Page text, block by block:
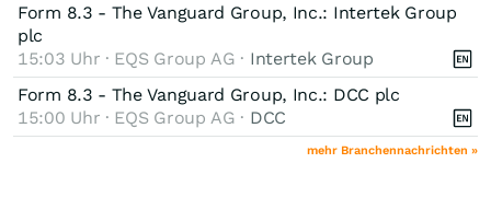
Form 8.3 - The Vanguard Group, Inc.: Intertek Group
plc
15:03 Uhr · EQS Group AG · Intertek Group
Form 8.3 - The Vanguard Group, Inc.: DCC plc
15:00 Uhr · EQS Group AG · DCC
mehr Branchennachrichten »